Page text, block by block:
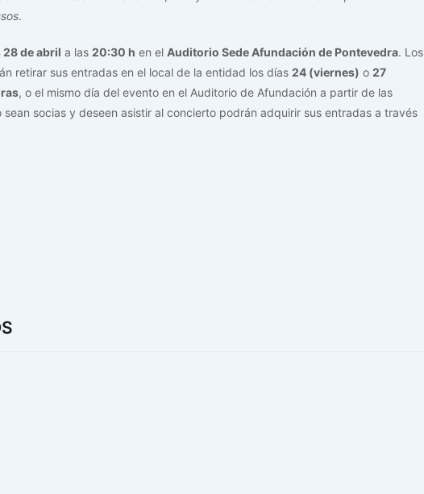
.
28 de abril a las 20:30 h en el Auditorio Sede Afundación de Pontevedra. Los
retirar sus entradas en el local de la entidad los días 24 (viernes) o 27
, o el mismo día del evento en el Auditorio de Afundación a partir de las
sean socias y deseen asistir al concierto podrán adquirir sus entradas a través